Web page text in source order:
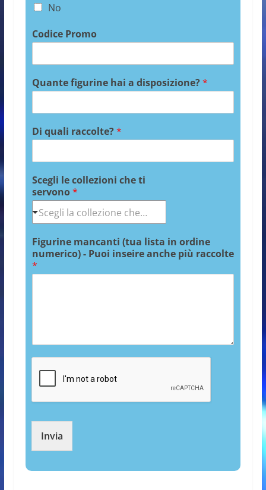
No
Codice Promo
Quante figurine hai a disposizione?*
Di quali raccolte?*
Scegli le collezioni che ti
servono*
Figurine mancanti (tua lista in ordine
numerico) - Puoi inseire anche più raccolte
*
Invia